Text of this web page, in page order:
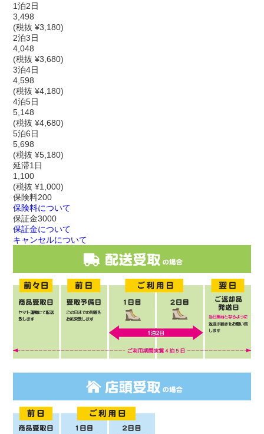
1泊2日
3,498
(税抜 ¥3,180)
2泊3日
4,048
(税抜 ¥3,680)
3泊4日
4,598
(税抜 ¥4,180)
4泊5日
5,148
(税抜 ¥4,680)
5泊6日
5,698
(税抜 ¥5,180)
延滞1日
1,100
(税抜 ¥1,000)
保険料200
保険料について
保証金3000
保証金について
キャンセルについて